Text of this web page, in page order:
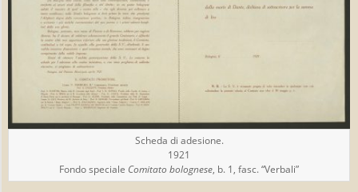
Scheda di adesione.
1921
Fondo speciale Comitato bolognese, b. 1, fasc. “Verbali”